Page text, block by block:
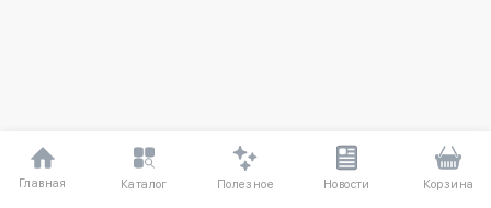
Главная Каталог Полезное Новости Корзина